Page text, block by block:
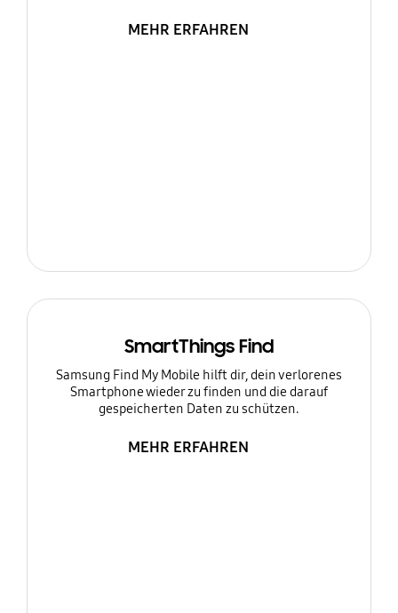
MEHR ERFAHREN
SmartThings Find
Samsung Find My Mobile hilft dir, dein verlorenes
Smartphone wieder zu finden und die darauf
gespeicherten Daten zu schützen.
MEHR ERFAHREN